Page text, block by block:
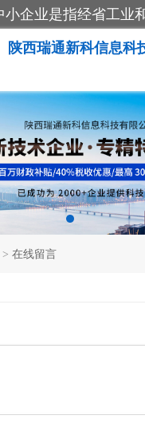
陕西瑞通新科信息科
> 在线留言